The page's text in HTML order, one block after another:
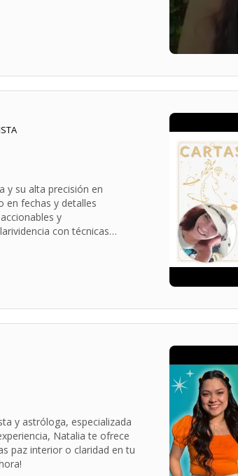
y su alta precisión en
en fechas y detalles
y
con técnicas
buscan validación
Wengo
y astróloga, especializada
Natalia te ofrece
paz interior o claridad en tu